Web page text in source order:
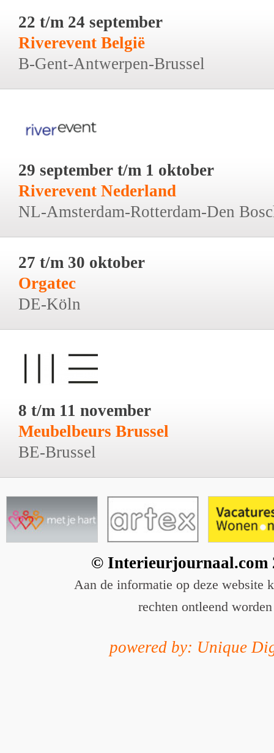
22 t/m 24 september
Riverevent België
B-Gent-Antwerpen-Brussel
29 september t/m 1 oktober
Riverevent Nederland
NL-Amsterdam-Rotterdam-Den
27 t/m 30 oktober
Orgatec
DE-Köln
8 t/m 11 november
Meubelbeurs Brussel
BE-Brussel
© Interieurjournaal.com
Aan de informatie op deze website
rechten ontleend worden
powered by: Unique